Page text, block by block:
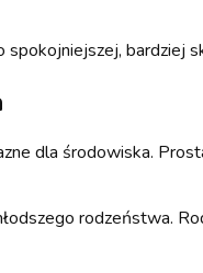
spokojniejszej, bardziej
dla środowiska.
rodzeństwa.